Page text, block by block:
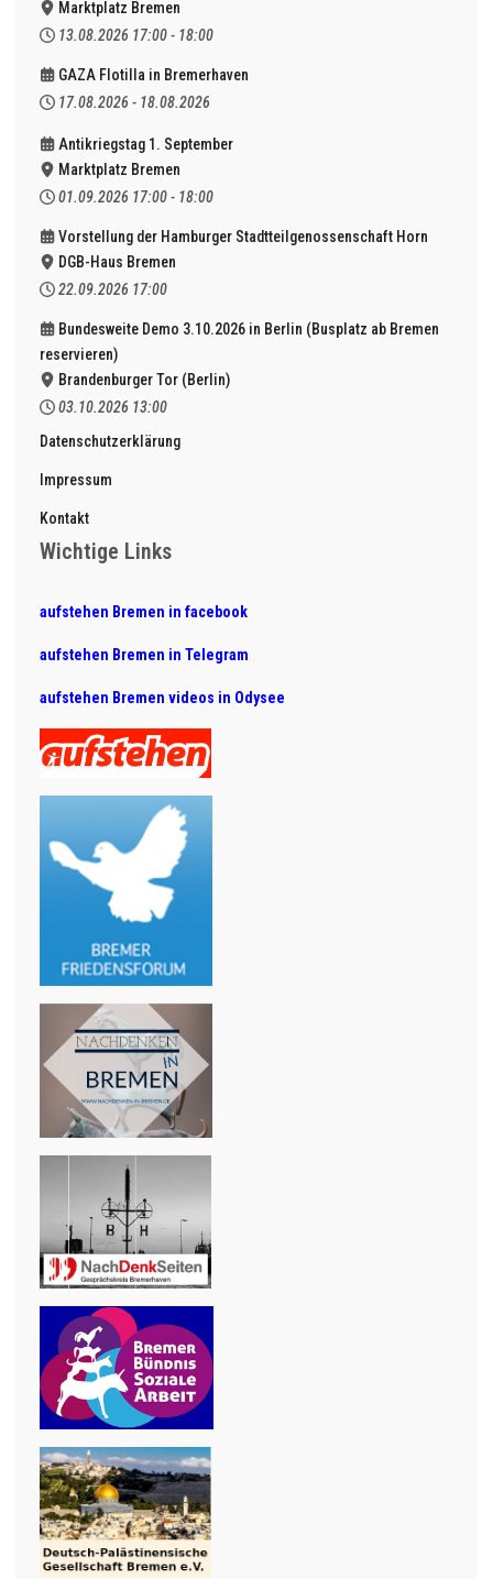
Marktplatz Bremen
13.08.2026 17:00 - 18:00
GAZA Flotilla in Bremerhaven
17.08.2026 - 18.08.2026
Antikriegstag 1. September
Marktplatz Bremen
01.09.2026 17:00 - 18:00
Vorstellung der Hamburger Stadtteilgenossenschaft Horn
DGB-Haus Bremen
22.09.2026 17:00
Bundesweite Demo 3.10.2026 in Berlin (Busplatz ab Bremen
reservieren)
Brandenburger Tor (Berlin)
03.10.2026 13:00
Datenschutzerklärung
Impressum
Kontakt
Wichtige Links
aufstehen Bremen in facebook
aufstehen Bremen in Telegram
aufstehen Bremen videos in Odysee